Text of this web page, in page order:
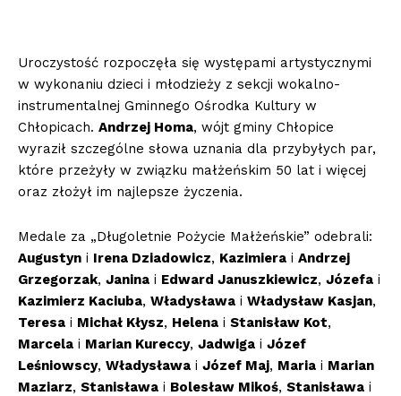
Uroczystość rozpoczęła się występami artystycznymi
w wykonaniu dzieci i młodzieży z sekcji wokalno-
instrumentalnej Gminnego Ośrodka Kultury w
Chłopicach. Andrzej Homa, wójt gminy Chłopice
wyraził szczególne słowa uznania dla przybyłych par,
które przeżyły w związku małżeńskim 50 lat i więcej
oraz złożył im najlepsze życzenia.
Medale za „Długoletnie Pożycie Małżeńskie” odebrali:
Augustyn i Irena Dziadowicz, Kazimiera i Andrzej
Grzegorzak, Janina i Edward Januszkiewicz, Józefa i
Kazimierz Kaciuba, Władysława i Władysław Kasjan,
Teresa i Michał Kłysz, Helena i Stanisław Kot,
Marcela i Marian Kureccy, Jadwiga i Józef
Leśniowscy, Władysława i Józef Maj, Maria i Marian
Maziarz, Stanisława i Bolesław Mikoś, Stanisława i